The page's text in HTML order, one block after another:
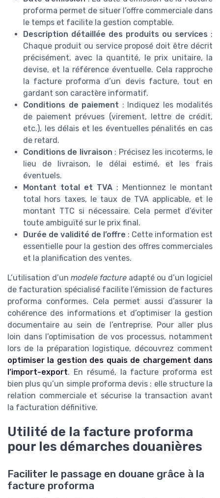
proforma permet de situer l’offre commerciale dans
le temps et facilite la gestion comptable.
Description détaillée des produits ou services :
Chaque produit ou service proposé doit être décrit
précisément, avec la quantité, le prix unitaire, la
devise, et la référence éventuelle. Cela rapproche
la facture proforma d’un devis facture, tout en
gardant son caractère informatif.
Conditions de paiement : Indiquez les modalités
de paiement prévues (virement, lettre de crédit,
etc.), les délais et les éventuelles pénalités en cas
de retard.
Conditions de livraison : Précisez les incoterms, le
lieu de livraison, le délai estimé, et les frais
éventuels.
Montant total et TVA : Mentionnez le montant
total hors taxes, le taux de TVA applicable, et le
montant TTC si nécessaire. Cela permet d’éviter
toute ambiguïté sur le prix final.
Durée de validité de l’offre : Cette information est
essentielle pour la gestion des offres commerciales
et la planification des ventes.
L’utilisation d’un modele facture adapté ou d’un logiciel
de facturation spécialisé facilite l’émission de factures
proforma conformes. Cela permet aussi d’assurer la
cohérence des informations et d’optimiser la gestion
documentaire au sein de l’entreprise. Pour aller plus
loin dans l’optimisation de vos processus, notamment
lors de la préparation logistique, découvrez comment
optimiser la gestion des quais de chargement dans
l’import-export. En résumé, la facture proforma est
bien plus qu’un simple proforma devis : elle structure la
relation commerciale et sécurise la transaction avant
la facturation définitive.
Utilité de la facture proforma
pour les démarches douanières
Faciliter le passage en douane grâce à la
facture proforma